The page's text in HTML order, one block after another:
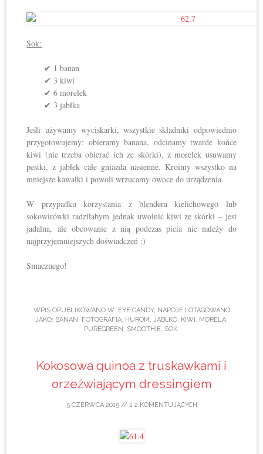
Sok:
✔ 1 banan
✔ 3 kiwi
✔ 6 morelek
✔ 3 jabłka
Jeśli używamy wyciskarki, wszystkie składniki odpowiednio
przygotowujemy: obieramy banana, odcinamy twarde końce
kiwi (nie trzeba obierać ich ze skórki), z morelek usuwamy
pestki, z jabłek całe gniazda nasienne. Kroimy wszystko na
mniejsze kawałki i powoli wrzucamy owoce do urządzenia.
W przypadku korzystania z blendera kielichowego lub
sokowirówki radziłabym jednak uwolnić kiwi ze skórki – jest
jadalna, ale obcowanie z nią podczas picia nie należy do
najprzyjemniejszych doświadczeń :)
Smacznego!
WPIS OPUBLIKOWANO W: EYE CANDY, NAPOJEI OTAGOWANO
JAKO: BANAN , FOTOGRAFIA, HUROM , JABŁKO, KIWI , MORELA,
PUREGREEN , SMOOTHIE, SOK.
Kokosowa quinoa z truskawkami i
orzeźwiającym dressingiem
5 CZERWCA 2015// 2 KOMENTUJĄCYCH